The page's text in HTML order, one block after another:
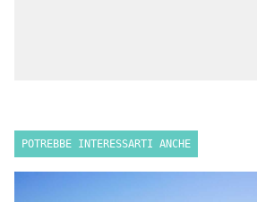
POTREBBE INTERESSARTI ANCHE